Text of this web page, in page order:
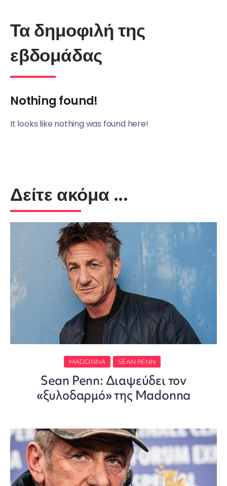
Τα δημοφιλή της
εβδομάδας
Nothing found!
It looks like nothing was found here!
Δείτε ακόμα ...
MADONNA SEAN PENN
Sean Penn: Διαψεύδει τον
«ξυλοδαρμό» της Madonna